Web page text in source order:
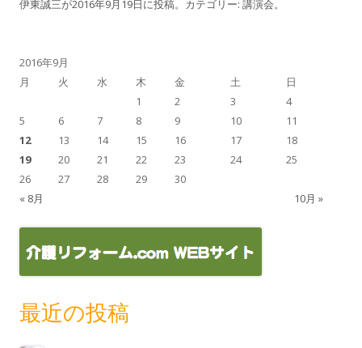
伊東誠三が2016年9月19日に投稿。カテゴリー: 講演会。
2016年9月
月
火 水 木 金 土 日
« 8月 10月 »
1 2 3
4
5
6 7 8 9 10
11
12
13 14 15 16 17
18
19
20 21 22 23 24
25
26
27 28 29 30
最近の投稿